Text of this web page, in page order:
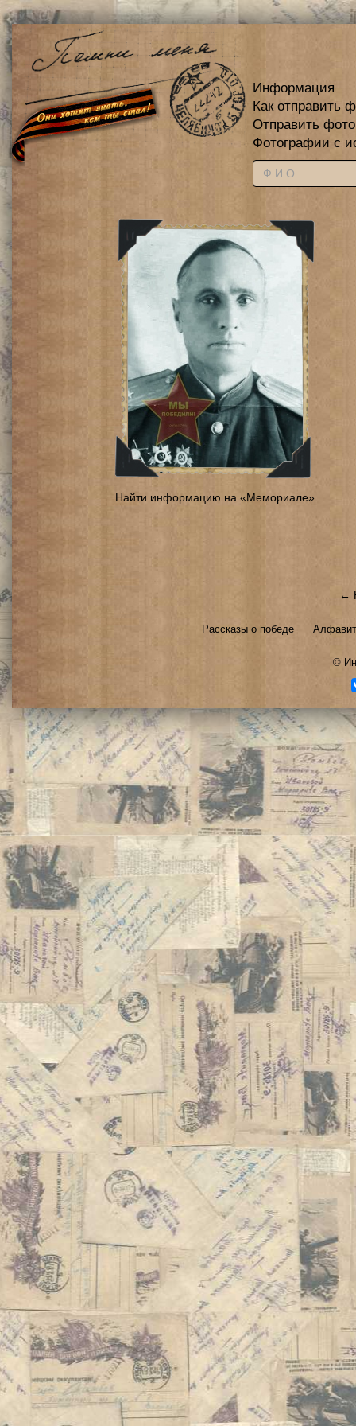
Информация
Как отправить
Отправить
Фотографии с
Найти информацию на «Мемориале»
←
Рассказы о победе
©